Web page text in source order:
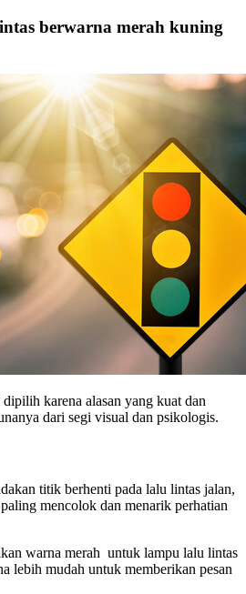
berwarna merah kuning
karena alasan yang kuat dan
dari segi visual dan psikologis.
titik berhenti pada lalu lintas jalan,
mencolok dan menarik perhatian
warna merah untuk lampu lalu lintas
lebih mudah untuk memberikan pesan